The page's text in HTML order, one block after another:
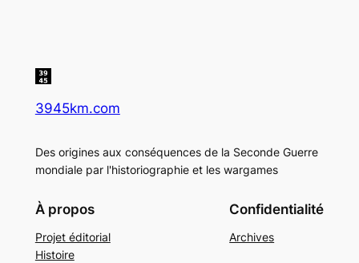
3945km.com
Des origines aux conséquences de la Seconde Guerre
mondiale par l'historiographie et les wargames
À propos
Projet éditorial
Histoire
Confidentialité
Archives